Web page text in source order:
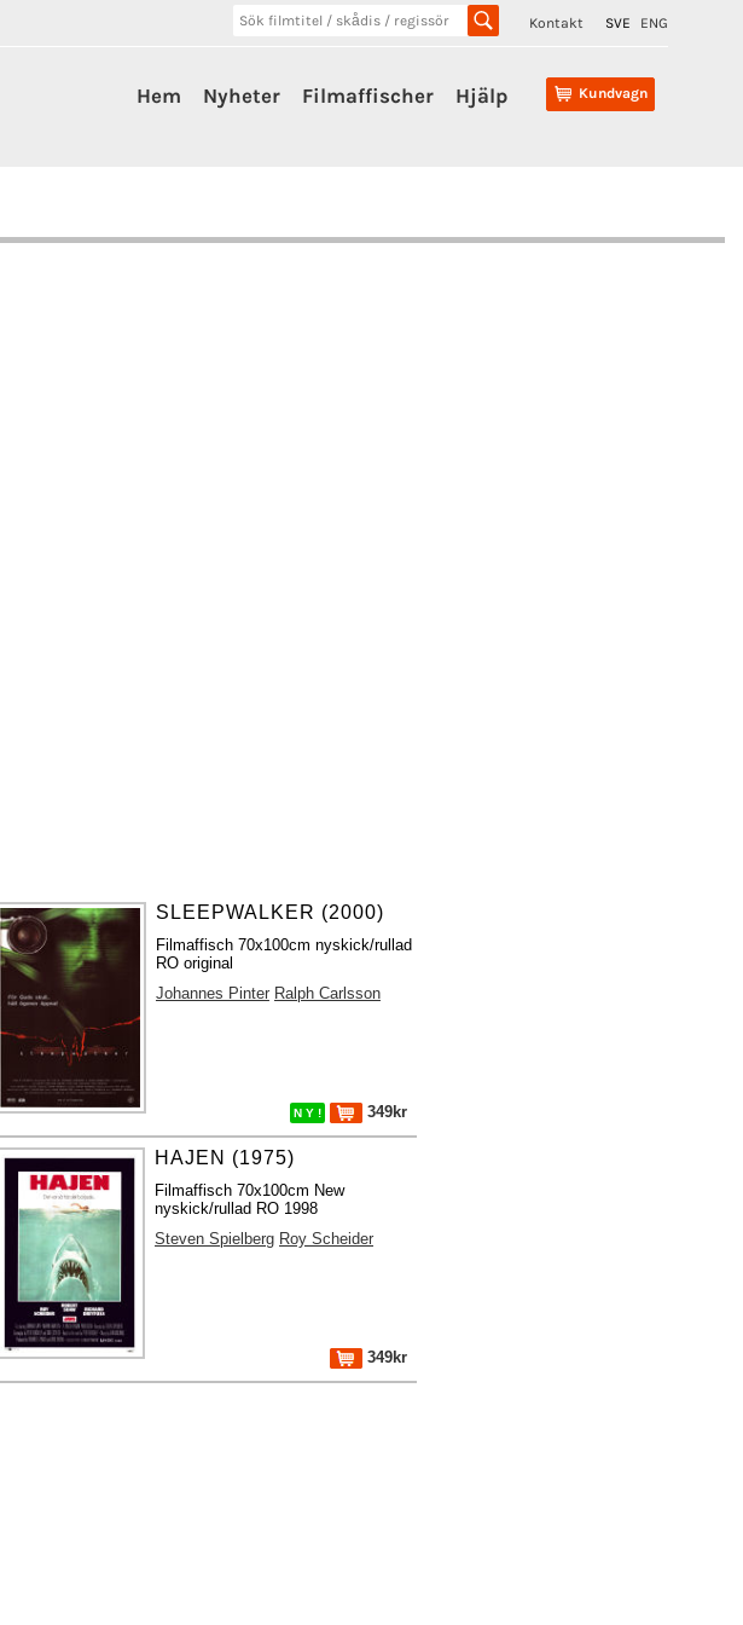
Kontakt SVE ENG
Kundvagn
Hem Nyheter Filmaffischer Hjälp
SLEEPWALKER (2000)
Filmaffisch 70x100cm nyskick/rullad
RO original
Johannes Pinter Ralph Carlsson
N Y ! 349kr
HAJEN (1975)
Filmaffisch 70x100cm New
nyskick/rullad RO 1998
Steven Spielberg Roy Scheider
349kr